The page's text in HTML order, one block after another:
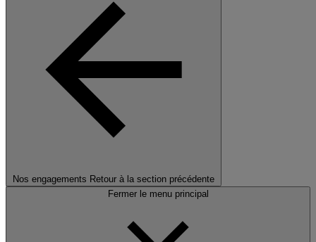
Nos engagements Retour à la section précédente
Fermer le menu principal